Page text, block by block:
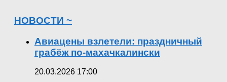
НОВОСТИ ~
Авиацены взлетели: праздничный
грабёж по-махачкалински
20.03.2026 17:00